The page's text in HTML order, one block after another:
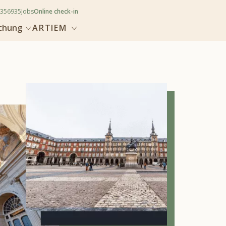
ARTIEM
Online check-in
Jobs